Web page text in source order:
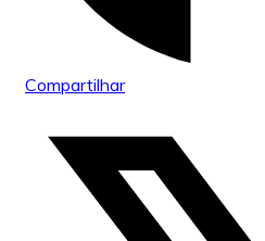
Compartilhar